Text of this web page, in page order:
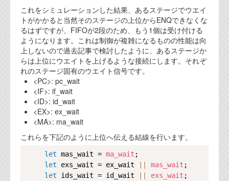
これをシミュレーションした結果、あるステージでウエイ
トがかかると当然そのステージの上位からENQできなくな
るはずですが、FIFOが2段のため、もう1個は受け付ける
ようになります。これは制御が複雑になるものの性能は向
上しないので過去記事で検討したように、あるステージか
らは上位にウエイトを上げるような接続にします。それぞ
れのステージ固有のウエイト信号です。
<PC>: pc_wait
<IF>: if_wait
<ID>: id_wait
<EX>: ex_wait
<MA>: ma_wait
これらを下記のように上位へ伝える結線を行います。
let mas_wait = ma_wait ;
let exs_wait = ex_wait mas_wait ;
let ids_wait = id_wait exs_wait ;